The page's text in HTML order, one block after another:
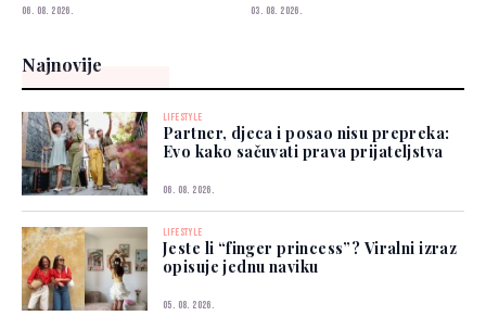
06. 08. 2026. 03. 08. 2026.
Najnovije
LIFESTYLE
Partner, djeca i posao nisu prepreka:
Evo kako sačuvati prava prijateljstva
06. 08. 2026.
LIFESTYLE
Jeste li “finger princess”? Viralni izraz
opisuje jednu naviku
05. 08. 2026.